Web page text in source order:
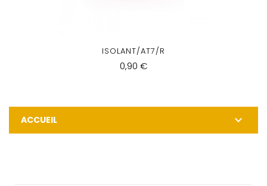
ISOLANT/AT7/R
0,90 €
ACCUEIL 